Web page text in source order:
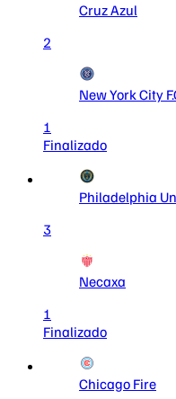
Cruz Azul
2
New York City
1
Finalizado
Philadelphia
3
Necaxa
1
Finalizado
Chicago Fire